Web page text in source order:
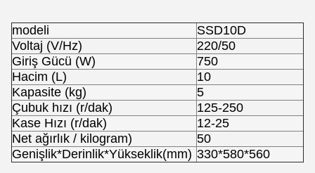
modeli
SSD10D
Voltaj (V/Hz)
220/50
Giriş Gücü (W)
750
Hacim (L)
10
Kapasite (kg)
5
Çubuk hızı (r/dak)
125-250
Kase Hızı (r/dak)
12-25
Net ağırlık / kilogram)
50
Genişlik*Derinlik*Yükseklik(mm) 330*580*560